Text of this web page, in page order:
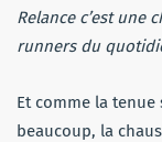
Relance c’est une
runners du
Et comme la
beaucoup, la